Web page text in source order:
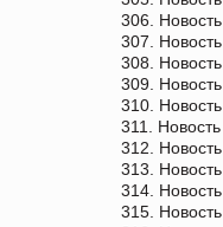
306. Новость
307. Новость
308. Новость
309. Новость
310. Новость
311. Новость
312. Новость
313. Новость
314. Новость
315. Новость